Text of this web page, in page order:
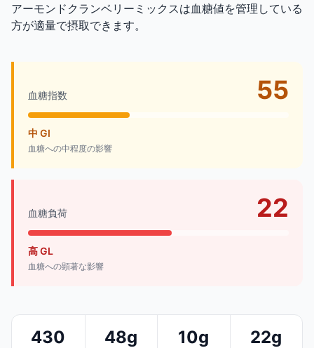
アーモンドクランベリーミックスは血糖値を管理している
方が適量で摂取できます。
血糖指数 55
中 GI
血糖への中程度の影響
血糖負荷 22
高 GL
血糖への顕著な影響
430 48g 10g 22g